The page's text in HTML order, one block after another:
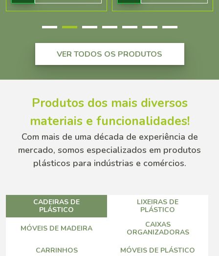
VER TODOS OS PRODUTOS
Produtos dos mais diversos
materiais e funcionalidades!
Com mais de uma década de experiência de
mercado, somos especializados em produtos
plásticos para indústrias e comércios.
CADEIRAS DE
PLÁSTICO
LIXEIRAS DE
PLÁSTICO
MÓVEIS DE MADEIRA
CAIXAS
ORGANIZADORAS
CARRINHOS
MÓVEIS DE PLÁSTICO